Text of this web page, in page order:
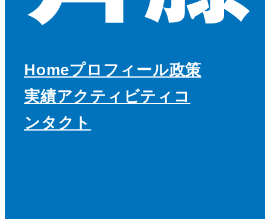
Homeプロフィール政策
実績アクティビティ コ
ンタクト